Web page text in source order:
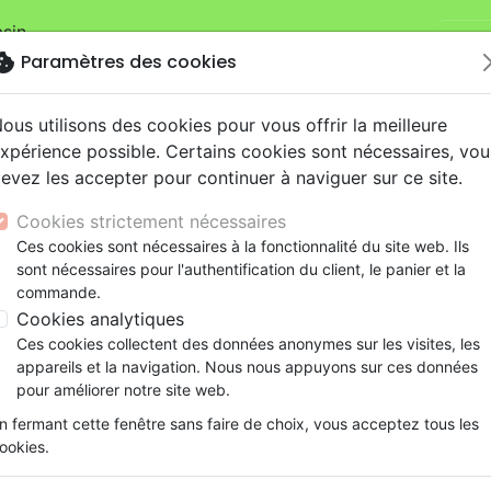
Je
sur la boutiqueLa Maison de la Bible Suisse
NouveautésBibles
Testaments
Etude biblique
NEG
Bandes dessinées
Souffrance, Relation d'aide
Santé
Événements actuels
Couple
Découverte de la foi
Souffrance, Relation d'aide
Psychologie
Adolescents, jeunes
Latino, Folk
Soul
Rap, Hip-hop
Louange, Adoration
Hardrock, Métal
animés
conférences
Films, fiction
Jeux
Perdus dans les labyrinthes du temps - Les
Perdus dans les labyrinthes
Les Explorateurs, tome 6 [BD]
Auteur :Pierre-Yves Zwahlen| Illustrateur
Description Détails du produit
Paramètres des cookies
utilisons des cookies pour vous offrir la meilleure
possible. Certains cookies sont nécessaires,
les accepter pour continuer à naviguer sur ce site.
Cookies strictement nécessaires
Ces cookies sont nécessaires à la fonctionnalité du site web. Ils
sont nécessaires pour l'authentification du client, le panier et la
commande.
Cookies analytiques
Ces cookies collectent des données anonymes sur les visites, les
appareils et la navigation. Nous nous appuyons sur ces données
pour améliorer notre site web.
fermant cette fenêtre sans faire de choix, vous acceptez tous les